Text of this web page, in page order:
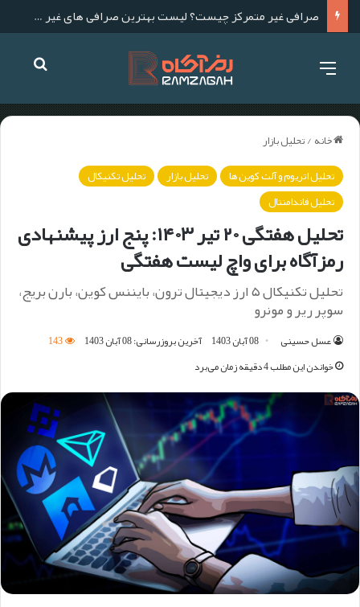
لیست بهترین صرافی های ارز دیجیتال خارجی برای ایرانی ها
خانه/تحلیل بازار
تحلیل اتریوم و آلت کوین ها
تحلیل بازار
تحلیل تکنیکال
تحلیل فاندامنتال
تحلیل هفتگی ۲۰ تیر ۱۴۰۳: پنج ارز پیشنهادی
رمزآگاه برای واچ لیست هفتگی
تحلیل تکنیکال ۵ ارز دیجیتال ترون، بایننس کوین، بارن بریج،
سوپر ریر و مونرو
عسل حسینی 08 آبان 1403 آخرین بروزرسانی: 08 آبان 1403
143
خواندن این مطلب 4 دقیقه زمان می‌برد